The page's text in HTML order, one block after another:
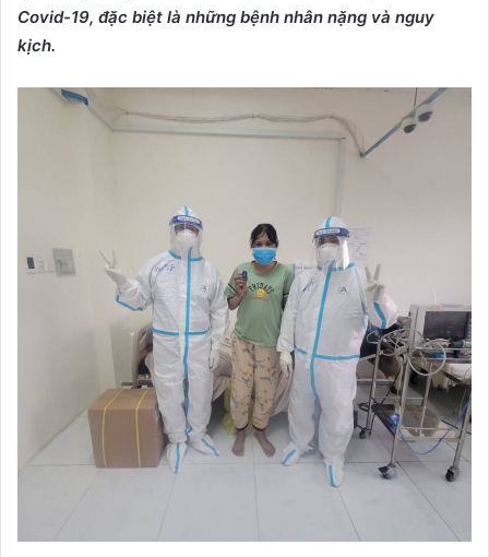
Covid-19, đặc biệt là những bệnh nhân nặng và nguy
kịch.